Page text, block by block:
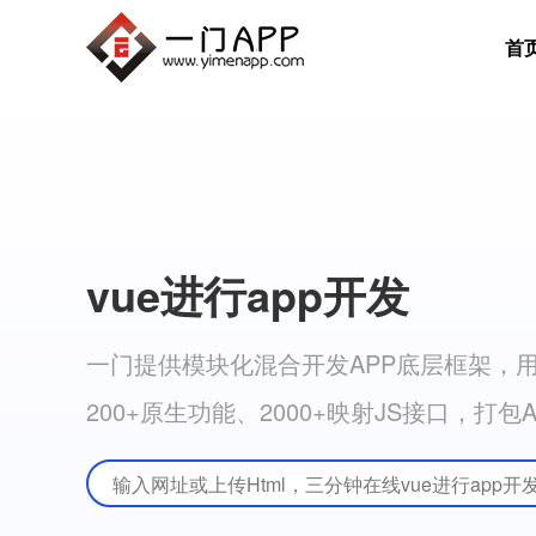
首
vue进行app开发
一门提供模块化混合开发APP底层框架，
200+原生功能、2000+映射JS接口，打包